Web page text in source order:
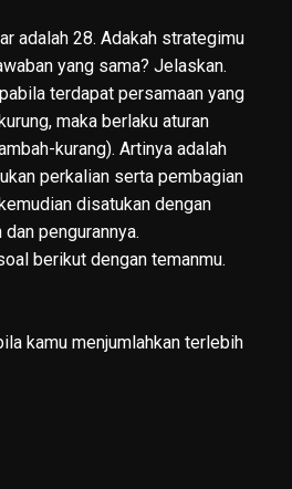
adalah 28. Adakah strategimu
yang sama? Jelaskan.
terdapat persamaan yang
maka berlaku aturan
kurang). Artinya adalah
perkalian serta pembagian
disatukan dengan
pengurannya.
berikut dengan temanmu.
kamu menjumlahkan terlebih